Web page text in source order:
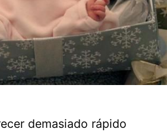
demasiado rápido